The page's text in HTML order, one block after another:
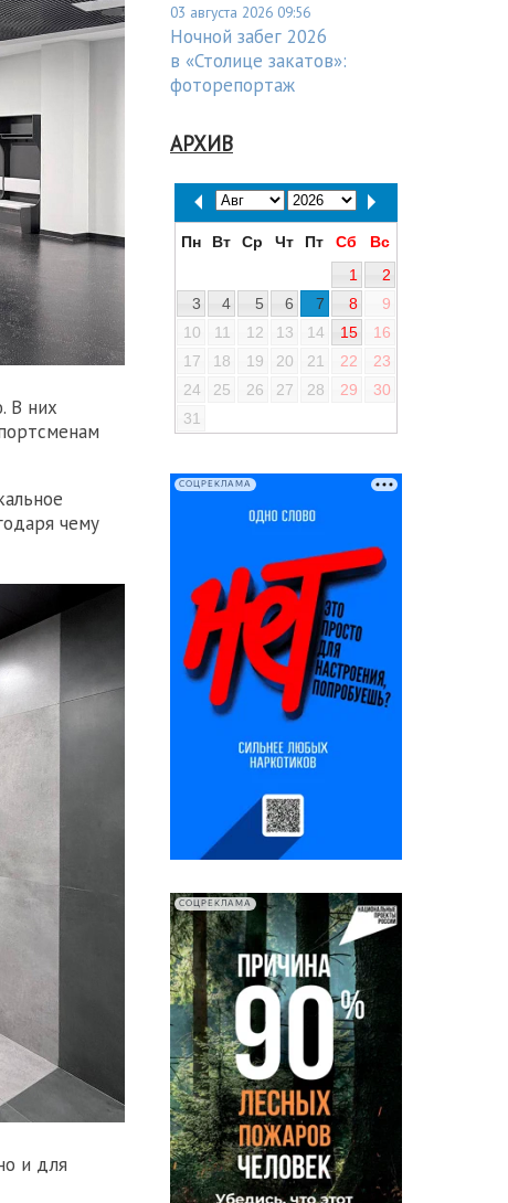
В них
чему
и для
03 августа 2026 09:56
Ночной забег 2026
в «Столице закатов»:
фоторепортаж
АРХИВ
Пн Вт Ср Чт Пт Сб
Вс
1
2
3
4 5 6 7 8
9
10
11 12 13 14 15
16
17
18 19 20 21 22
23
24
25 26 27 28 29
30
31
СОЦРЕКЛАМА
СОЦРЕКЛАМА